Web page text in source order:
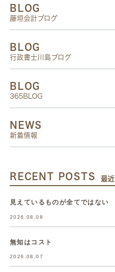
BLOG
藤垣会計ブログ
BLOG
行政書士川島ブログ
BLOG
365BLOG
NEWS
新着情報
RECENT POSTS 最
見えているものが全てではない
2026.08.08
無知はコスト
2026.08.07